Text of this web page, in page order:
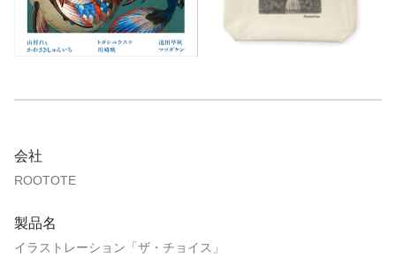
会社
ROOTOTE
製品名
イラストレーション「ザ・チョイス」